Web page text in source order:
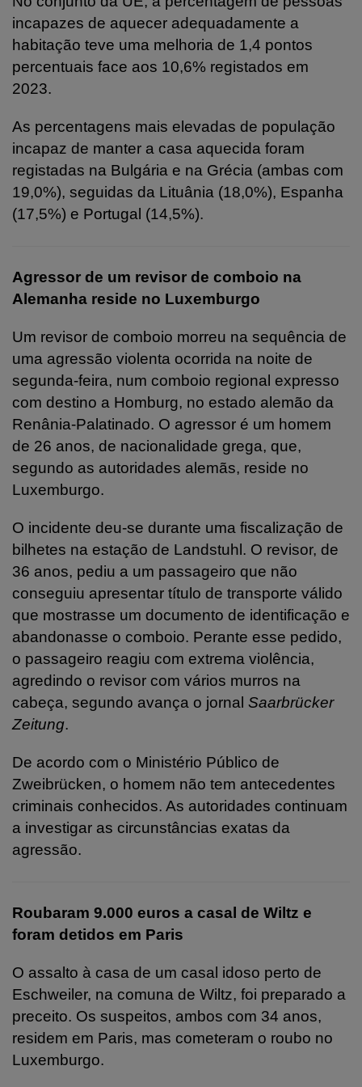
incapazes de aquecer adequadamente a
habitação teve uma melhoria de 1,4 pontos
percentuais face aos 10,6% registados em
2023.
As percentagens mais elevadas de população
incapaz de manter a casa aquecida foram
registadas na Bulgária e na Grécia (ambas com
19,0%), seguidas da Lituânia (18,0%), Espanha
(17,5%) e Portugal (14,5%).
Agressor de um revisor de comboio na
Alemanha reside no Luxemburgo
Um revisor de comboio morreu na sequência de
uma agressão violenta ocorrida na noite de
segunda-feira, num comboio regional expresso
com destino a Homburg, no estado alemão da
Renânia-Palatinado. O agressor é um homem
de 26 anos, de nacionalidade grega, que,
segundo as autoridades alemãs, reside no
Luxemburgo.
O incidente deu-se durante uma fiscalização de
bilhetes na estação de Landstuhl. O revisor, de
36 anos, pediu a um passageiro que não
conseguiu apresentar título de transporte válido
que mostrasse um documento de identificação e
abandonasse o comboio. Perante esse pedido,
o passageiro reagiu com extrema violência,
agredindo o revisor com vários murros na
cabeça, segundo avança o jornal Saarbrücker
Zeitung.
De acordo com o Ministério Público de
Zweibrücken, o homem não tem antecedentes
criminais conhecidos. As autoridades continuam
a investigar as circunstâncias exatas da
agressão.
Roubaram 9.000 euros a casal de Wiltz e
foram detidos em Paris
O assalto à casa de um casal idoso perto de
Eschweiler, na comuna de Wiltz, foi preparado a
preceito. Os suspeitos, ambos com 34 anos,
residem em Paris, mas cometeram o roubo no
Luxemburgo.